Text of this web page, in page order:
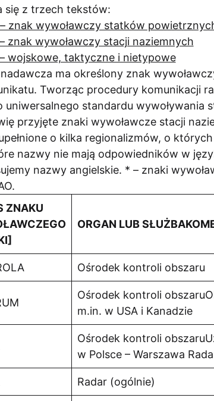
się z trzech tekstów:
znak wywoławczy statków
znak wywoławczy stacji naziemnych
wojskowe, taktyczne i nietypowe
ma określony znak
Tworząc procedury komunikacji
standardu wywoływania
przyjęte znaki wywoławcze stacji
o kilka regionalizmów, o
nazwy nie mają odpowiedników w
nazwy angielskie. * – znaki
ZNAKU
ORGAN LUB
Ośrodek kontroli obszaru
Ośrodek kontroli
m.in. w USA i Kanadzie
Ośrodek kontroli
w Polsce – Warszawa
Radar (ogólnie)